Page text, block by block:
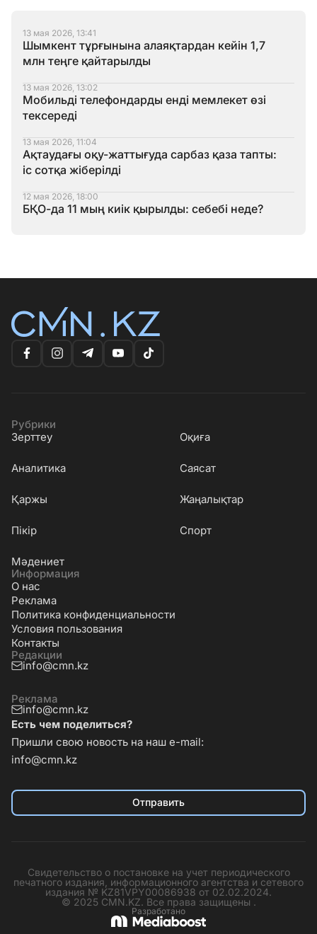
13 мая 2026, 13:41
Шымкент тұрғынына алаяқтардан кейін 1,7
млн теңге қайтарылды
13 мая 2026, 13:02
Мобильді телефондарды енді мемлекет өзі
тексереді
13 мая 2026, 11:04
Ақтаудағы оқу-жаттығуда сарбаз қаза тапты:
іс сотқа жіберілді
12 мая 2026, 18:00
БҚО-да 11 мың киік қырылды: себебі неде?
Рубрики
Зерттеу
Оқиға
Аналитика Саясат
Қаржы Жаңалықтар
Пікір Спорт
Мәдениет
Информация
О нас
Реклама
Политика конфиденциальности
Условия пользования
Контакты
Редакции
info@cmn.kz
Реклама
info@cmn.kz
Есть чем поделиться?
Пришли свою новость на наш e-mail:
info@cmn.kz
Отправить
Свидетельство о постановке на учет периодического
печатного издания, информационного агентства и сетевого
издания № KZ81VPY00086938 от 02.02.2024.
© 2025 CMN.KZ. Все права защищены .
Разработано